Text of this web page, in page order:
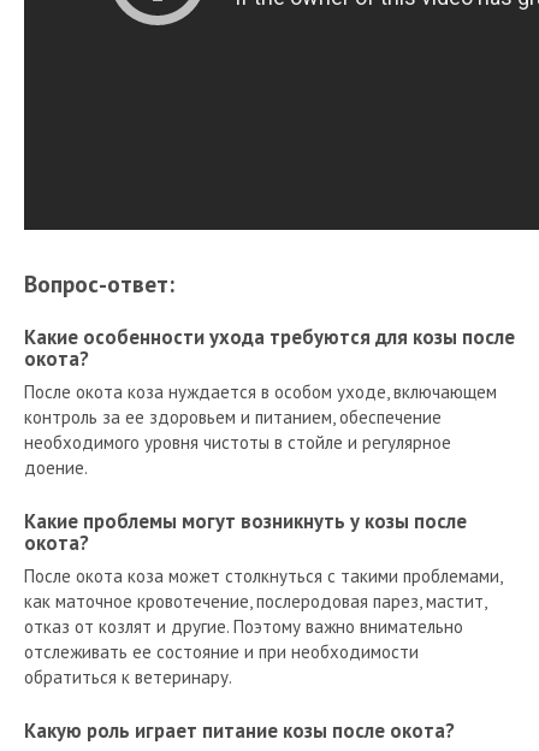
Вопрос-ответ:
Какие особенности ухода требуются для козы после
окота?
После окота коза нуждается в особом уходе, включающем
контроль за ее здоровьем и питанием, обеспечение
необходимого уровня чистоты в стойле и регулярное
доение.
Какие проблемы могут возникнуть у козы после
окота?
После окота коза может столкнуться с такими проблемами,
как маточное кровотечение, послеродовая парез, мастит,
отказ от козлят и другие. Поэтому важно внимательно
отслеживать ее состояние и при необходимости
обратиться к ветеринару.
Какую роль играет питание козы после окота?